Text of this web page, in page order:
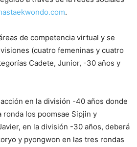
.
de competencia virtual y se
(cuatro femeninas y cuatro
Cadete, Junior, -30 años y
en la división -40 años donde
los poomsae Sipjin y
en la división -30 años, deberá
y pyongwon en las tres rondas